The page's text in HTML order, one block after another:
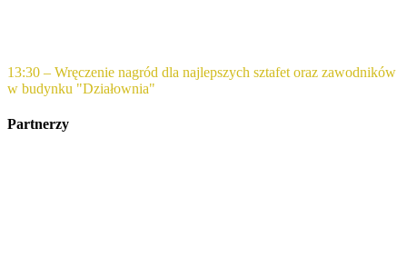
13:30 – Wręczenie nagród dla najlepszych sztafet oraz zawodników
w budynku "Działownia"
Partnerzy